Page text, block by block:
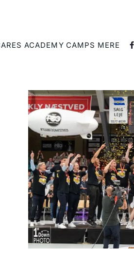
ACADEMY CAMPS MERE